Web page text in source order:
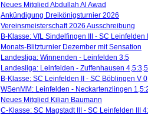
Neues Mitglied Abdullah Al Awad
Ankündigung Dreikönigsturnier 2026
Vereinsmeisterschaft 2026 Ausschreibung
B-Klasse: VfL Sindelfingen III - SC Leinfelden
Monats-Blitzturnier Dezember mit Sensation
Landesliga: Winnenden - Leinfelden 3:5
Landesliga: Leinfelden - Zuffenhausen 4,5:3,5
B-Klasse: SC Leinfelden II - SC Böblingen V
WSenMM: Leinfelden - Neckartenzlingen
Neues Mitglied Kilian Baumann
C-Klasse: SC Magstadt III - SC Leinfelden III